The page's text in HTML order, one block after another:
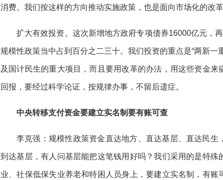
消费。我们按这样的方向推动实施政策，也是面向市场化的改
扩大有效投资。这次新增地方政府专项债券16000亿元，
规模性政策当中占到百分之二三十。我们投资的重点是“两新一
及国计民生的重大项目，而且要用改革的办法，用这些资金
回报，要经过科学论证，按规律办事，不留后遗症。
中央转移支付资金要建立实名制要有账可查
李克强：规模性政策资金直达地方、直达基层、直达民
到达基层，有人问基层能把这笔钱用好吗？我们采用的是特
业、社保低保失业养老和特困人员身上，要建立实名制，有